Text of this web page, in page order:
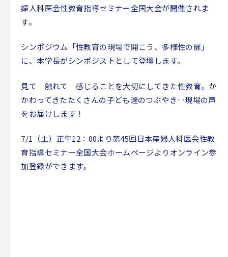
婦人科医会性教育指導セミナー全国大会が開催されま
す。
シンポジウム「性教育の現場で開こう、多様性の扉」
に、本学長がシンポジストとして登壇します。
見て 触れて 感じることを大切にしてきた性教育。か
かわってきたたくさんの子ども達のつぶやき…現場の声
をお届けします！
7/1（土）正午12：00より第45回日本産婦人科医会性教
育指導セミナー全国大会ホームページよりオンライン参
加登録ができます。